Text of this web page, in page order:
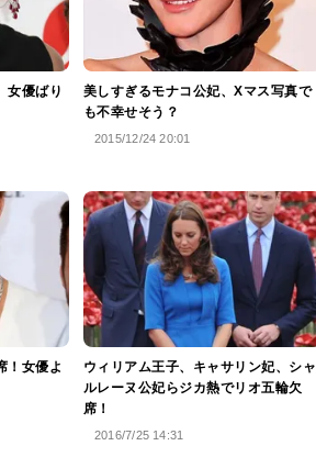
女優ばり
美しすぎるモナコ公妃、Xマス写真で
も不幸せそう？
2015/12/24 20:01
！女優よ
ウィリアム王子、キャサリン妃、シャ
ルレーヌ公妃らジカ熱でリオ五輪欠
席！
2016/7/25 14:31